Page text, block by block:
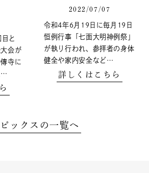
と
会が
寺に
…
2022/07/07
令和4年6月19日に毎月19日
恒例行事「七面大明神例祭」
が執り行われ、参拝者の身体
健全や家内安全など…
詳しくはこちら
ピックスの一覧へ